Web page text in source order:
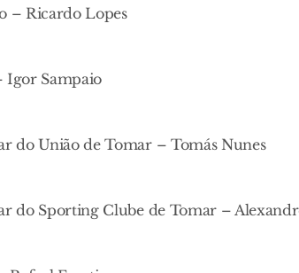
– Ricardo Lopes
Igor Sampaio
do União de Tomar – Tomás Nunes
do Sporting Clube de Tomar –